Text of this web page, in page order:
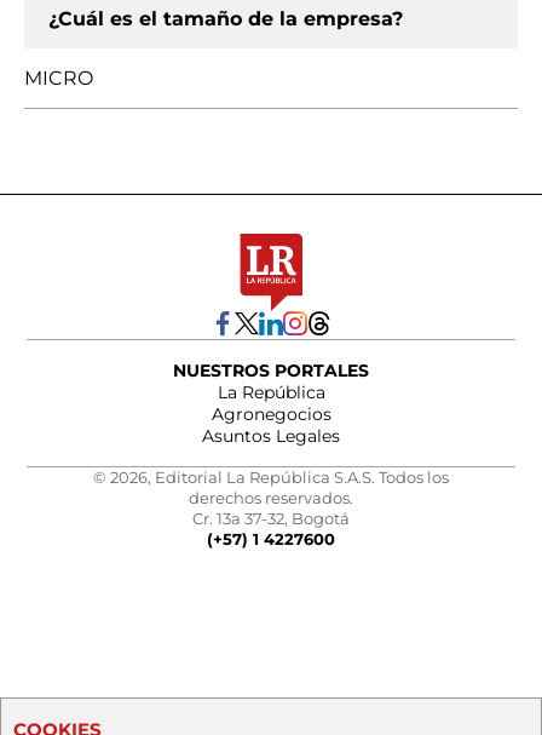
¿Cuál es el tamaño de la empresa?
MICRO
NUESTROS PORTALES
La República
Agronegocios
Asuntos Legales
© 2026, Editorial La República S.A.S. Todos los
derechos reservados.
Cr. 13a 37-32, Bogotá
(+57) 1 4227600
COOKIES